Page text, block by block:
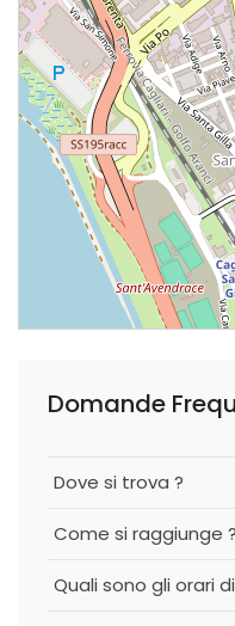
Dove si trova ?
Come si raggiunge ?
Quali sono gli orari